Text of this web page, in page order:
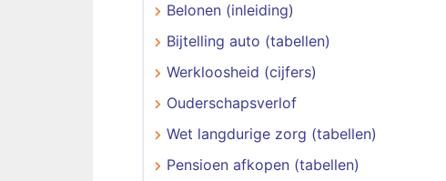
Belonen (inleiding)
Bijtelling auto (tabellen)
Werkloosheid (cijfers)
Ouderschapsverlof
Wet langdurige zorg (tabellen)
Pensioen afkopen (tabellen)